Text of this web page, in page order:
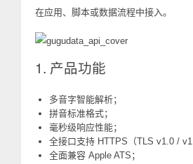
在应用、脚本或数据流程中接入。
1. 产品功能
多音字智能解析；
拼音标准格式；
毫秒级响应性能；
全接口支持 HTTPS（TLS v1.0 /
全面兼容 Apple ATS；